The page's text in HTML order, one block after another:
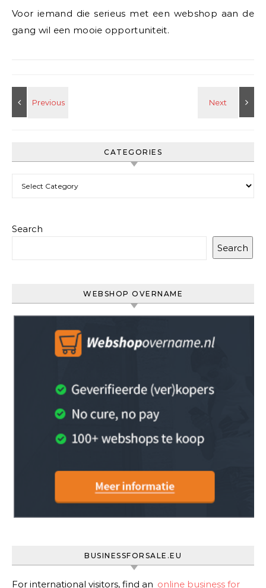
Voor iemand die serieus met een webshop aan de
gang wil een mooie opportuniteit.
CATEGORIES
Search
Search
WEBSHOP OVERNAME
BUSINESSFORSALE.EU
For international visitors, find an online business for